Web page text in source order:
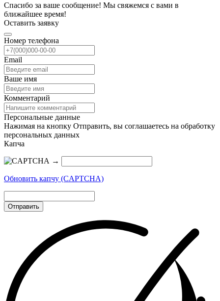
Спасибо за ваше сообщение! Мы свяжемся с вами в
ближайшее время!
Оставить заявку
Номер телефона
Email
Ваше имя
Комментарий
Персональные данные
Нажимая на кнопку Отправить, вы соглашаетесь на обработку
персональных данных
Капча
→
Обновить капчу (CAPTCHA)
Отправить